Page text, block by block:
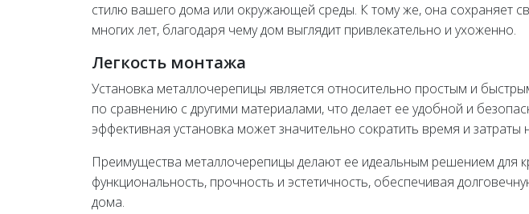
стилю вашего дома или окружающей среды. К тому же, она сохраняет
многих лет, благодаря чему дом выглядит привлекательно и ухоженно.
Легкость монтажа
Установка металлочерепицы является относительно простым и
по сравнению с другими материалами, что делает ее удобной и
эффективная установка может значительно сократить время и затраты
Преимущества металлочерепицы делают ее идеальным решением для
функциональность, прочность и эстетичность, обеспечивая
дома.